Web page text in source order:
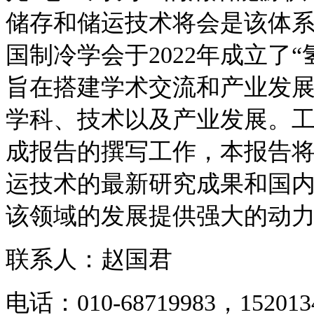
储存和储运技术将会是该体
国制冷学会于2022年成立了
旨在搭建学术交流和产业发
学科、技术以及产业发展。
成报告的撰写工作，本报告
运技术的最新研究成果和国
该领域的发展提供强大的动
联系人：赵国君
电话：010-68719983，